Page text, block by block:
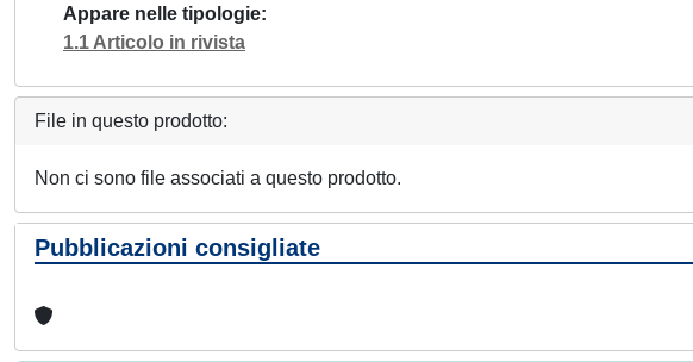
Appare nelle tipologie
1.1 Articolo in rivista
File in questo prodotto:
Non ci sono file associati a questo prodotto.
Pubblicazioni consigliate